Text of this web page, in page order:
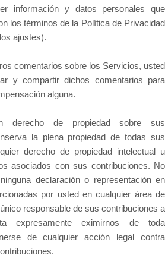
información y datos personales que
los términos de la Política de Privacidad
ajustes).
comentarios sobre los Servicios, usted
y compartir dichos comentarios para
alguna.
derecho de propiedad sobre sus
la plena propiedad de todas sus
derecho de propiedad intelectual u
asociados con sus contribuciones. No
declaración o representación en
por usted en cualquier área de
responsable de sus contribuciones a
expresamente eximirnos de toda
de cualquier acción legal contra